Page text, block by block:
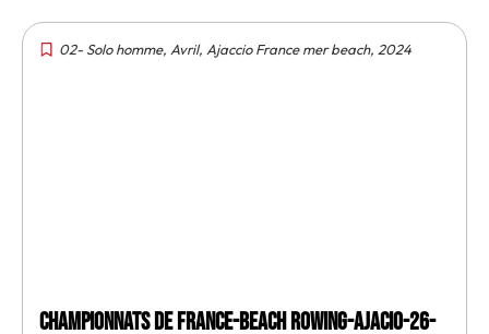
02- Solo homme, Avril, Ajaccio France mer beach, 2024
Championnats de France-Beach rowing-Ajacio-26-